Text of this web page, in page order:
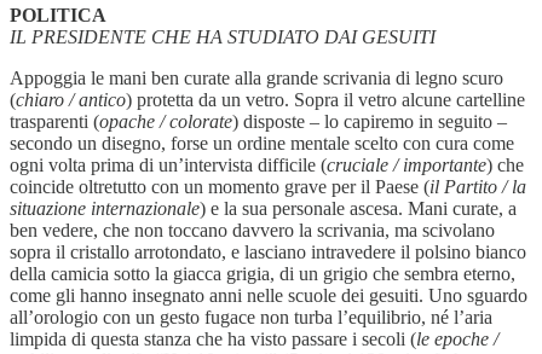
POLITICA
IL PRESIDENTE CHE HA STUDIATO DAI GESUITI
Appoggia le mani ben curate alla grande scrivania di legno scuro
(chiaro / antico) protetta da un vetro. Sopra il vetro alcune cartelline
trasparenti (opache / colorate) disposte – lo capiremo in seguito –
secondo un disegno, forse un ordine mentale scelto con cura come
ogni volta prima di un’intervista difficile (cruciale / importante) che
coincide oltretutto con un momento grave per il Paese (il Partito / la
situazione internazionale) e la sua personale ascesa. Mani curate, a
ben vedere, che non toccano davvero la scrivania, ma scivolano
sopra il cristallo arrotondato, e lasciano intravedere il polsino bianco
della camicia sotto la giacca grigia, di un grigio che sembra eterno,
come gli hanno insegnato anni nelle scuole dei gesuiti. Uno sguardo
all’orologio con un gesto fugace non turba l’equilibrio, né l’aria
limpida di questa stanza che ha visto passare i secoli (le epoche /